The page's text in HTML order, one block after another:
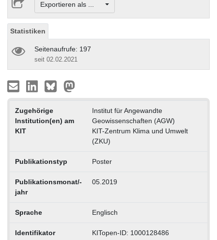
Exportieren als ...
Statistiken
Seitenaufrufe: 197
seit 02.02.2021
Zugehörige
Institution(en) am
KIT
Institut für Angewandte
Geowissenschaften (AGW)
KIT-Zentrum Klima und Umwelt
(ZKU)
Publikationstyp Poster
Publikationsmonat/-
jahr
05.2019
Sprache Englisch
Identifikator KITopen-ID: 1000128486